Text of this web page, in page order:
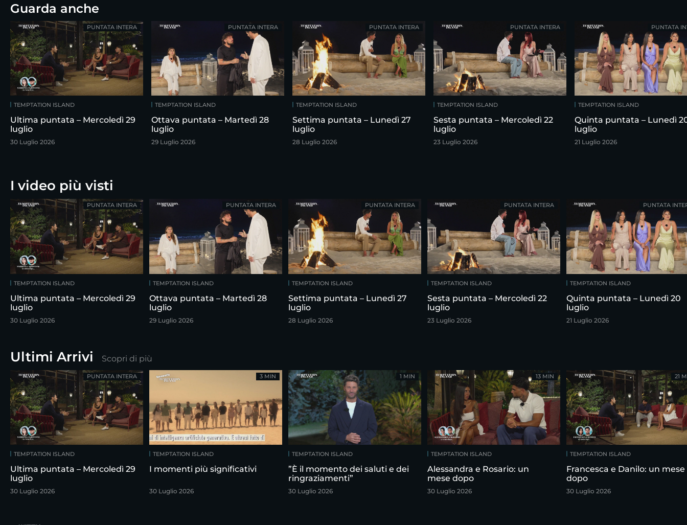
Guarda anche
TEMPTATION ISLAND
Ultima puntata – Mercoledì 29
luglio
30 Luglio 2026
PUNTATA INTERA
TEMPTATION ISLAND
Ottava puntata – Martedì 28
luglio
29 Luglio 2026
PUNTATA INTERA
TEMPTATION ISLAND
Settima puntata – Lunedì 27
luglio
28 Luglio 2026
PUNTATA INTERA
TEMPTATION ISLAND
Sesta puntata – Mercoledì 22
luglio
23 Luglio 2026
PUNTATA INTERA
TEMPTATION ISLAND
Quinta puntata – Lunedì
luglio
21 Luglio 2026
PUNTATA
I video più visti
TEMPTATION ISLAND
Ultima puntata – Mercoledì 29
luglio
30 Luglio 2026
PUNTATA INTERA
TEMPTATION ISLAND
Ottava puntata – Martedì 28
luglio
29 Luglio 2026
PUNTATA INTERA
TEMPTATION ISLAND
Settima puntata – Lunedì 27
luglio
28 Luglio 2026
PUNTATA INTERA
TEMPTATION ISLAND
Sesta puntata – Mercoledì 22
luglio
23 Luglio 2026
PUNTATA INTERA
TEMPTATION ISLAND
Quinta puntata – Lunedì 20
luglio
21 Luglio 2026
PUNTATA
Ultimi Arrivi Scopri di più
TEMPTATION ISLAND
Ultima puntata – Mercoledì 29
luglio
30 Luglio 2026
PUNTATA INTERA
TEMPTATION ISLAND
I momenti più significativi
30 Luglio 2026
3 MIN
TEMPTATION ISLAND
”È il momento dei saluti e dei
ringraziamenti”
30 Luglio 2026
1 MIN
TEMPTATION ISLAND
Alessandra e Rosario: un
mese dopo
30 Luglio 2026
13 MIN
TEMPTATION ISLAND
Francesca e Danilo: un mese
dopo
30 Luglio 2026
21